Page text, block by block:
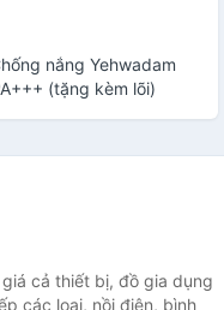
nắng Yehwadam
(tặng kèm lõi)
cả thiết bị, đồ gia dụng
các loại, nồi điện, bình